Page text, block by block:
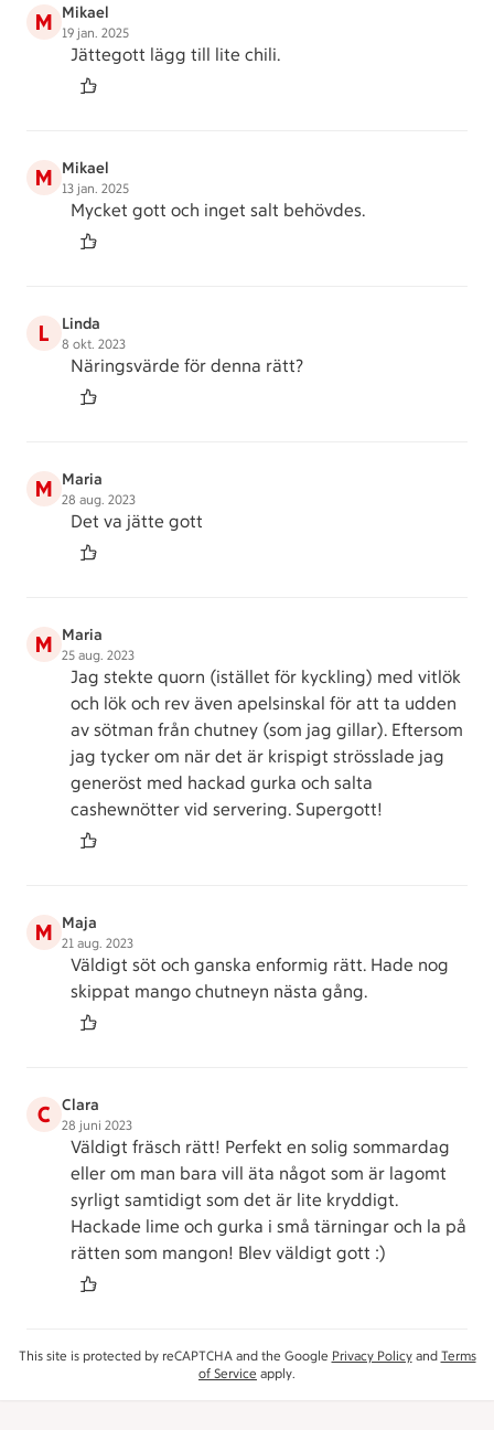
M Mikael
19 jan. 2025
Jättegott lägg till lite chili.
M Mikael
13 jan. 2025
Mycket gott och inget salt behövdes.
L Linda
8 okt. 2023
Näringsvärde för denna rätt?
M Maria
28 aug. 2023
Det va jätte gott
M Maria
25 aug. 2023
Jag stekte quorn (istället för kyckling) med vitlök
och lök och rev även apelsinskal för att ta udden
av sötman från chutney (som jag gillar). Eftersom
jag tycker om när det är krispigt strösslade jag
generöst med hackad gurka och salta
cashewnötter vid servering. Supergott!
M Maja
21 aug. 2023
Väldigt söt och ganska enformig rätt. Hade nog
skippat mango chutneyn nästa gång.
C Clara
28 juni 2023
Väldigt fräsch rätt! Perfekt en solig sommardag
eller om man bara vill äta något som är lagomt
syrligt samtidigt som det är lite kryddigt.
Hackade lime och gurka i små tärningar och la på
rätten som mangon! Blev väldigt gott :)
This site is protected by reCAPTCHA and the Google Privacy Policyand Terms
of Service apply.